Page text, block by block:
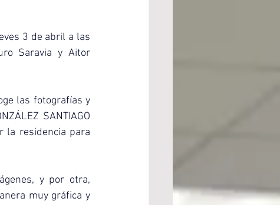
3 de abril a las
Saravia y Aitor
las fotografías y
SANTIAGO
la residencia para
y por otra,
muy gráfica y